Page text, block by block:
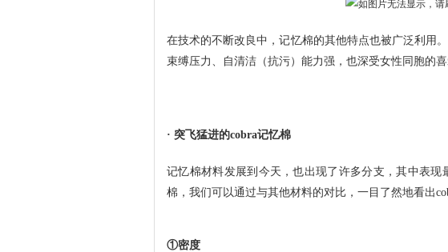
在技术的不断改良中，记忆棉的其他特点也被广泛利用
束缚压力、自清洁（抗污）能力强，也深受女性同胞的喜
· 突飞猛进的cobra记忆棉
记忆棉材料发展到今天，也出现了许多分支，其中表现
棉，我们可以通过与其他材料的对比，一目了然地看出
①密度